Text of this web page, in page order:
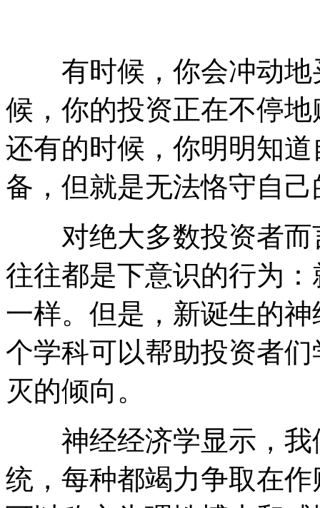
有时候，你会冲动地
候，你的投资正在不停
还有的时候，你明明知
备，但就是无法恪守自
对绝大多数投资者而
往往都是下意识的行为
一样。但是，新诞生的神
个学科可以帮助投资者
灭的倾向。
神经经济学显示，我
统，每种都竭力争取在